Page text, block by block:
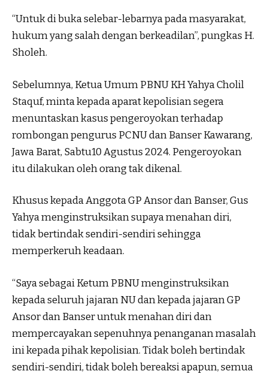
“Untuk di buka selebar-lebarnya pada masyarakat,
hukum yang salah dengan berkeadilan”, pungkas H.
Sholeh.
Sebelumnya, Ketua Umum PBNU KH Yahya Cholil
Staquf, minta kepada aparat kepolisian segera
menuntaskan kasus pengeroyokan terhadap
rombongan pengurus PCNU dan Banser Kawarang,
Jawa Barat, Sabtu10 Agustus 2024. Pengeroyokan
itu dilakukan oleh orang tak dikenal.
Khusus kepada Anggota GP Ansor dan Banser, Gus
Yahya menginstruksikan supaya menahan diri,
tidak bertindak sendiri-sendiri sehingga
memperkeruh keadaan.
“Saya sebagai Ketum PBNU menginstruksikan
kepada seluruh jajaran NU dan kepada jajaran GP
Ansor dan Banser untuk menahan diri dan
mempercayakan sepenuhnya penanganan masalah
ini kepada pihak kepolisian. Tidak boleh bertindak
sendiri-sendiri, tidak boleh bereaksi apapun, semua